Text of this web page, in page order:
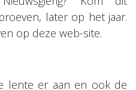
later op het jaar.
op deze web-site.
lente er aan en ook de